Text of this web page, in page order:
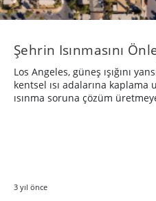
Şehrin Isınmasını
Los Angeles, güneş ışığını
kentsel ısı adalarına kaplama
ısınma soruna çözüm
3 yıl önce